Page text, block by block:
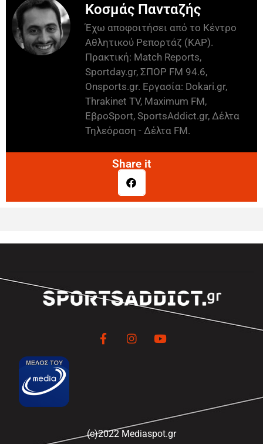
Κοσμάς Πανταζής
Έχω αποφοιτήσει από το Κέντρο
Αθλητικού Ρεπορτάζ (ΚΑΡ).
Πρακτική: Match Reports,
Sportday.gr, ΣΠΟΡ FM 94.6,
Onsports.gr. Εργασία: Dokari.gr,
Thrakinet TV, Maximum FM,
ΕβροSport, SportsAddict.gr, Δέλτα
Τηλεόραση - Δέλτα FM.
Share it
(c)2022 Mediaspot.gr